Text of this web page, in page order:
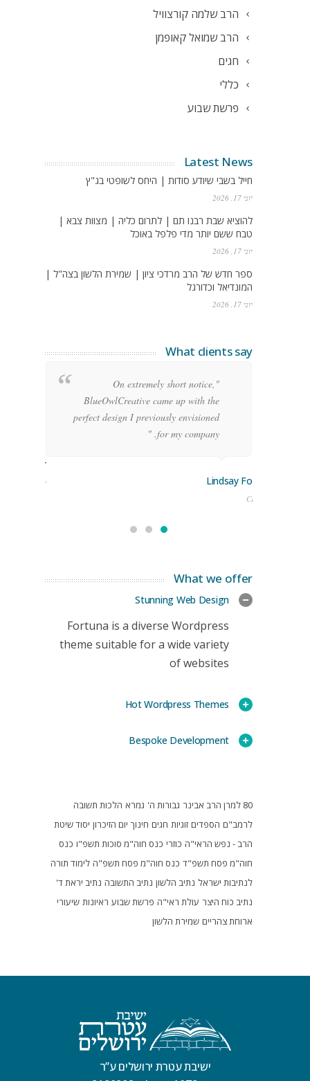
הרב שלמה קורצוויל
הרב שמואל קאופמן
חגים
כללי
פרשת שבוע
Latest News
חייל בשבי שיודע סודות | היחס לשופטי בג"ץ
יוני 17, 2026
להוציא שבת רבנו תם | לתרום כליה | מצוות צבא |
טבח ששם יותר מדי פלפל באוכל
יוני 17, 2026
ספר חדש של הרב מרדכי ציון | שמירת הלשון בצה"ל |
המונדיאל וכדורגל
יוני 17, 2026
What clients say
"On extremely short notice,
BlueOwlCreative came up with the
perfect design I previously envisioned
for my company. "
Lindsay Ford
CEO
Stoner
Manager
What we offer
Stunning Web Design
Fortuna is a diverse Wordpress
theme suitable for a wide variety
of websites
Hot Wordpress Themes
Bespoke Development
80 למרן הרב אבינר גבורות ה' גמרא הלכות תשובה
לרמב"ם הספדים זוגיות חגים חינוך יום הזיכרון יסוד שיטת
הרב - נפש הראי"ה כוזרי כנס חוה"מ סוכות תשפ"ו כנס
חוה"מ פסח תשפ"ד כנס חוה"מ פסח תשפ"ה לימוד תורה
לנתיבות ישראל נתיב הלשון נתיב התשובה נתיב יראת ד'
נתיב כוח היצר עולת ראי"ה פרשת שבוע ראיונות שיעורי
ארוחת צהריים שמירת הלשון
ישיבת עטרת ירושלים ע”ר